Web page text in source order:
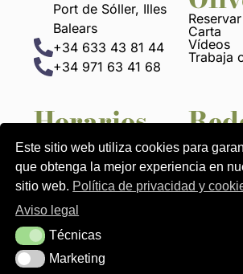
Port de Sóller, Illes
Balears
+34 633 43 81 44
+34 971 63 41 68
Carta
Vídeos
Trabaja
Horarios
13 h a 22:30 h
Avisos legales Política de
Este sitio web utiliza cookies para
que obtenga la mejor experiencia en
sitio web. Política de privacidad y
Aviso legal
TécnicasTécnicas
MarketingMarketing